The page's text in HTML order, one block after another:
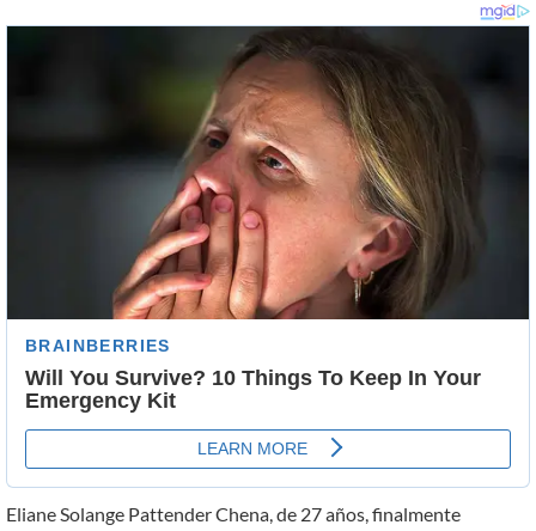
Eliane Solange Pattender Chena, de 27 años, finalmente